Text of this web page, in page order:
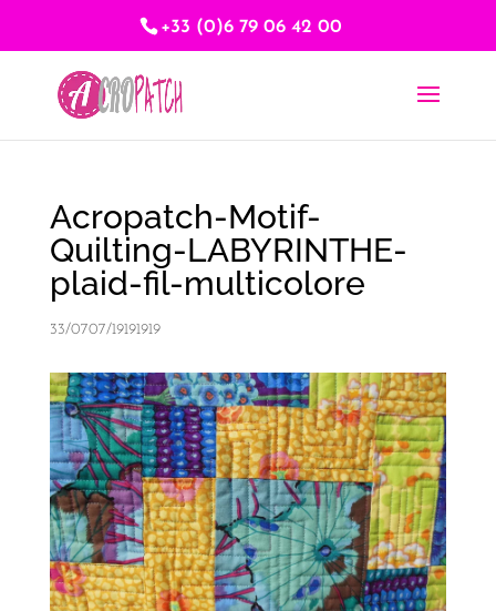
+33 (0)6 79 06 42 00
Acropatch-Motif-
Quilting-LABYRINTHE-
plaid-fil-multicolore
33/0707/19191919